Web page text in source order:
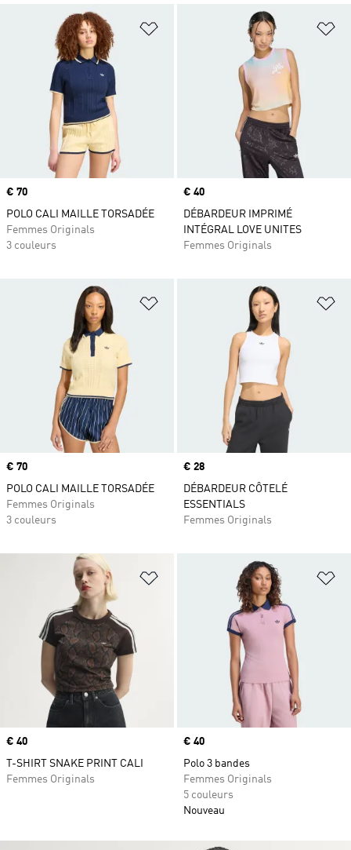
Ajouter à la Liste de produits
Prix
€ 70
POLO CALI MAILLE TORSADÉE
Femmes Originals
3 couleurs
Prix
€ 40
DÉBARDEUR IMPRIMÉ
INTÉGRAL LOVE UNITES
Femmes Originals
Ajouter à la Liste de produits
Prix
€ 70
POLO CALI MAILLE TORSADÉE
Femmes Originals
3 couleurs
Prix
€ 28
DÉBARDEUR CÔTELÉ
ESSENTIALS
Femmes Originals
Ajouter à la Liste de produits
Prix
€ 40
T-SHIRT SNAKE PRINT CALI
Femmes Originals
Prix
€ 40
Polo 3 bandes
Femmes Originals
5 couleurs
Nouveau